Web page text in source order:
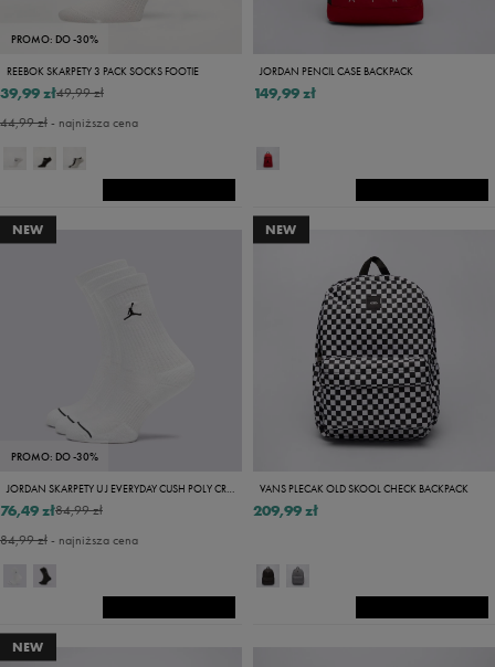
PROMO: DO -30%
REEBOK SKARPETY 3 PACK SOCKS FOOTIE
49,99 zł
39,99 zł
44,99 zł- najniższa cena
JORDAN PENCIL CASE BACKPACK
149,99 zł
NEW
PROMO: DO -30%
JORDAN SKARPETY U J EVERYDAY CUSH POLY CREW 3PR
84,99 zł
76,49 zł
84,99 zł- najniższa cena
NEW
VANS PLECAK OLD SKOOL CHECK BACKPACK
209,99 zł
NEW